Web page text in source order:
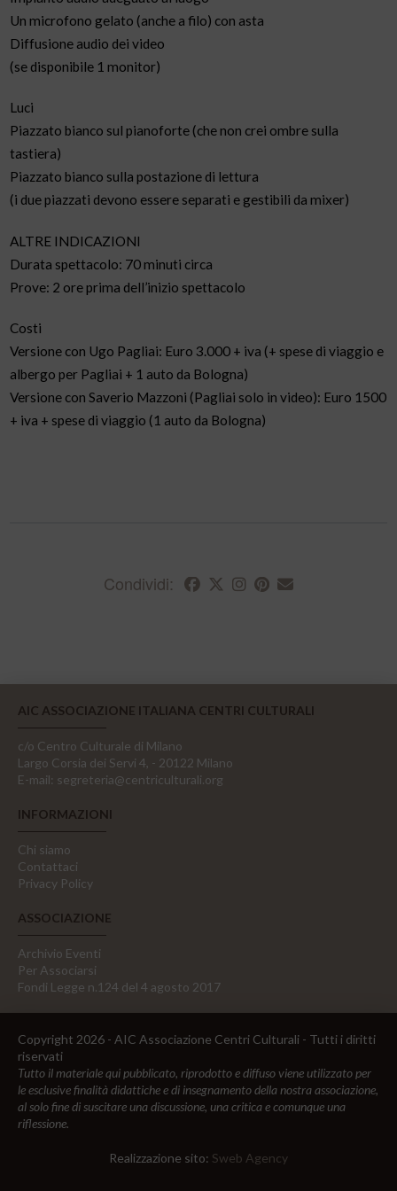
Un microfono gelato (anche a filo) con asta
Diffusione audio dei video
(se disponibile 1 monitor)
Luci
Piazzato bianco sul pianoforte (che non crei ombre sulla
tastiera)
Piazzato bianco sulla postazione di lettura
(i due piazzati devono essere separati e gestibili da mixer)
ALTRE INDICAZIONI
Durata spettacolo: 70 minuti circa
Prove: 2 ore prima dell’inizio spettacolo
Costi
Versione con Ugo Pagliai: Euro 3.000 + iva (+ spese di viaggio e
albergo per Pagliai + 1 auto da Bologna)
Versione con Saverio Mazzoni (Pagliai solo in video): Euro 1500
+ iva + spese di viaggio (1 auto da Bologna)
Condividi:
AIC ASSOCIAZIONE ITALIANA CENTRI CULTURALI
c/o Centro Culturale di Milano
Largo Corsia dei Servi 4, - 20122 Milano
E-mail: segreteria@centriculturali.org
INFORMAZIONI
Chi siamo
Contattaci
Privacy Policy
ASSOCIAZIONE
Archivio Eventi
Per Associarsi
Fondi Legge n.124 del 4 agosto 2017
Copyright 2026 - AIC Associazione Centri Culturali - Tutti i diritti
riservati
Tutto il materiale qui pubblicato, riprodotto e diffuso viene utilizzato per
le esclusive finalità didattiche e di insegnamento della nostra associazione,
al solo fine di suscitare una discussione, una critica e comunque una
riflessione.
Realizzazione sito: Sweb Agency